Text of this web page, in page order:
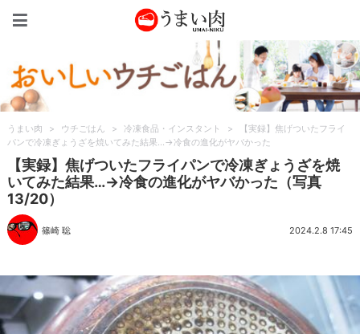
うまい肉 > ウチごはん > 冷凍食品・インスタント >
【実録】焦げついたフライ
パンで冷凍ぎょうざを焼いてみた結果…→冷食の進化がヤバかった
【実録】焦げついたフライパンで冷凍ぎょうざを焼
いてみた結果…→冷食の進化がヤバかった（写真
13/20）
篠崎 聡 2024.2.8 17:45